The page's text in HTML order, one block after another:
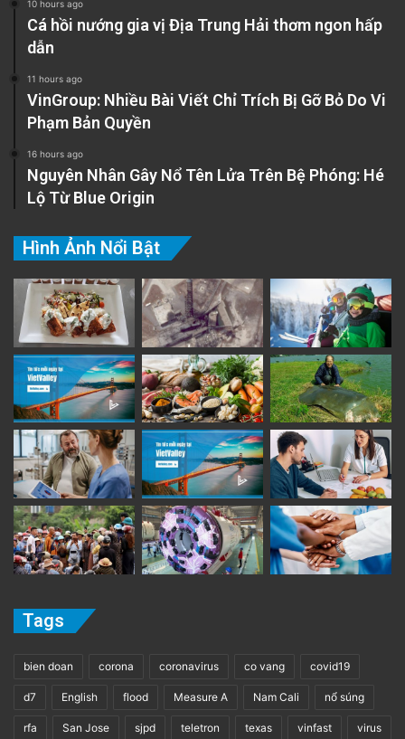
10 hours ago
Cá hồi nướng gia vị Địa Trung Hải thơm ngon hấp
dẫn
11 hours ago
VinGroup: Nhiều Bài Viết Chỉ Trích Bị Gỡ Bỏ Do Vi
Phạm Bản Quyền
16 hours ago
Nguyên Nhân Gây Nổ Tên Lửa Trên Bệ Phóng: Hé
Lộ Từ Blue Origin
Hình Ảnh Nổi Bật
Tags
bien doan corona coronavirus co vang covid19
d7 English flood Measure A Nam Cali nổ súng
rfa San Jose sjpd teletron texas vinfast virus